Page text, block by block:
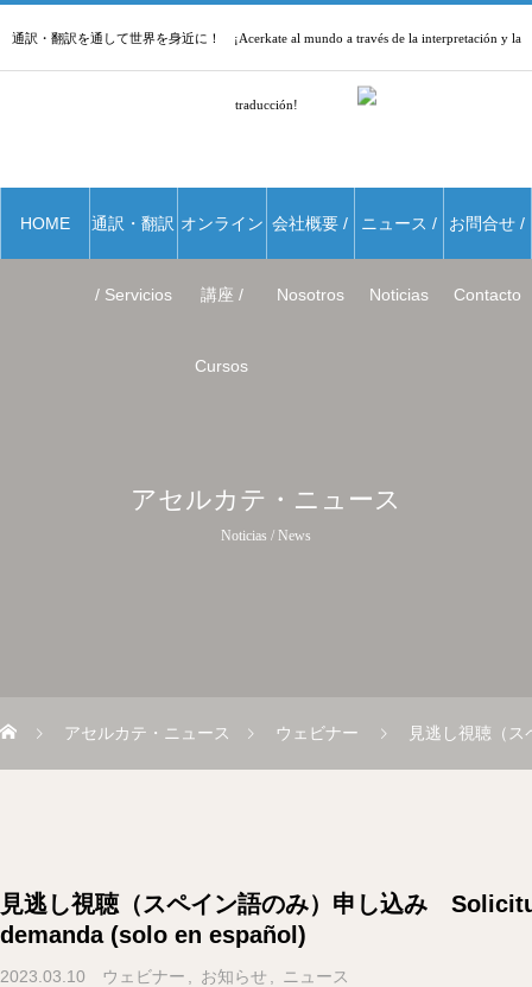
通訳・翻訳を通して世界を身近に！ ¡Acerkate al mundo a través de la interpretación y la
traducción!
HOME 通訳・翻訳
/ Servicios
オンライン
講座 /
Cursos
会社概要 /
Nosotros
ニュース /
Noticias
お問合せ /
Contacto
アセルカテ・ニュース
Noticias / News
アセルカテ・ニュース ウェビナー 見逃し視聴（
見逃し視聴（スペイン語のみ）申し込み
demanda (solo en español)
2023.03.10 ウェビナー お知らせ ニュース